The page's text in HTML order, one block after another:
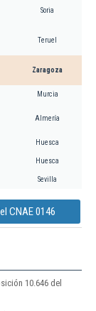
Soria
Teruel
Zaragoza
Murcia
Almería
Huesca
Huesca
Sevilla
CNAE 0146
10.646 del